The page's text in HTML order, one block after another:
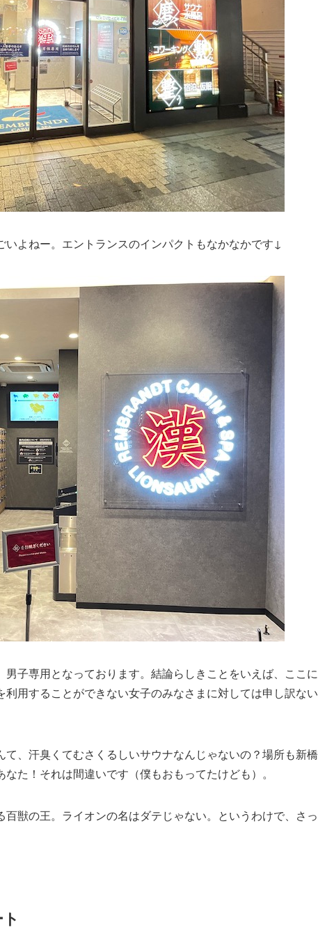
よねー。エントランスのインパクトもなかなかです↓
子専用となっております。結論らしきことをいえば、ここに
用することができない女子のみなさまに対しては申し訳ない
、汗臭くてむさくるしいサウナなんじゃないの？場所も新橋
た！それは間違いです（僕もおもってたけども）。
獣の王。ライオンの名はダテじゃない。というわけで、さっ